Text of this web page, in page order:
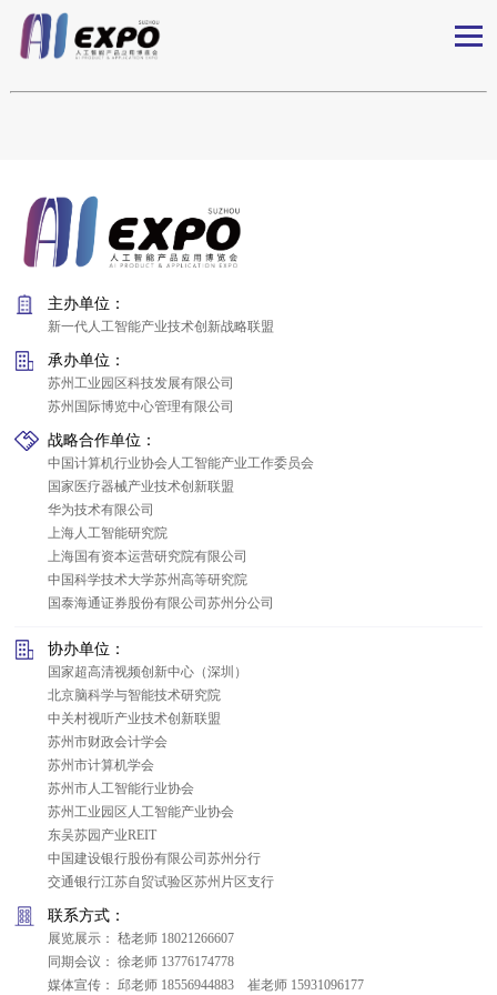
主办单位：
新一代人工智能产业技术创新战略联盟
承办单位：
苏州工业园区科技发展有限公司
苏州国际博览中心管理有限公司
战略合作单位：
中国计算机行业协会人工智能产业工作委员会
国家医疗器械产业技术创新联盟
华为技术有限公司
上海人工智能研究院
上海国有资本运营研究院有限公司
中国科学技术大学苏州高等研究院
国泰海通证券股份有限公司苏州分公司
协办单位：
国家超高清视频创新中心（深圳）
北京脑科学与智能技术研究院
中关村视听产业技术创新联盟
苏州市财政会计学会
苏州市计算机学会
苏州市人工智能行业协会
苏州工业园区人工智能产业协会
东吴苏园产业REIT
中国建设银行股份有限公司苏州分行
交通银行江苏自贸试验区苏州片区支行
联系方式：
展览展示： 嵇老师 18021266607
同期会议： 徐老师 13776174778
媒体宣传： 邱老师 18556944883 崔老师 15931096177